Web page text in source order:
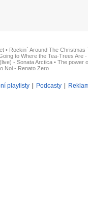
• Rockin´ Around The Christmas
to Where the Tea-Trees Are -
- Sonata Arctica • The power
Noi - Renato Zero
playlisty | Podcasty |